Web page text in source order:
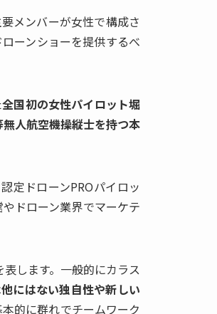
メンバーが女性で構成さ
ーンショーを提供するべ
全国初の女性パイロット堀
人航空機操縦士を持つ本
定ドローンPROパイロッ
ドローン業界でマーケテ
します。一般的にカラス
他にはない独自性や新しい
的に群れでチームワーク